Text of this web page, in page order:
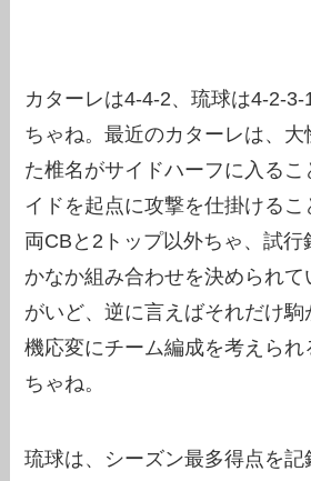
カターレは4-4-2、琉球は4-2-3-
ちゃね。最近のカターレは、大
た椎名がサイドハーフに入る
イドを起点に攻撃を仕掛けるこ
両CBと2トップ以外ちゃ、試行
かなか組み合わせを決められて
がいど、逆に言えばそれだけ
機応変にチーム編成を考えられ
ちゃね。
琉球は、シーズン最多得点を